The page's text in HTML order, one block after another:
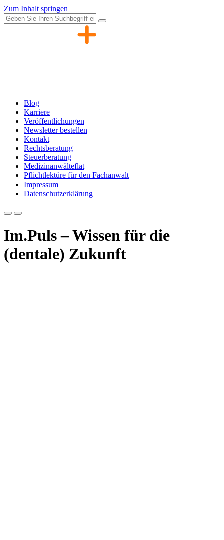
Zum Inhalt springen
Blog
Karriere
Veröffentlichungen
Newsletter bestellen
Kontakt
Rechtsberatung
Steuerberatung
Medizinanwälteflat
Pflichtlektüre für den Fachanwalt
Impressum
Datenschutzerklärung
Im.Puls – Wissen für die
(dentale) Zukunft